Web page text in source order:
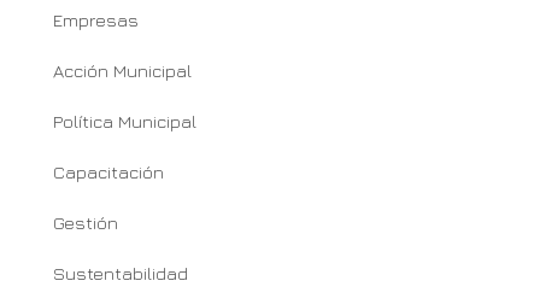
Empresas
Acción Municipal
Política Municipal
Capacitación
Gestión
Sustentabilidad